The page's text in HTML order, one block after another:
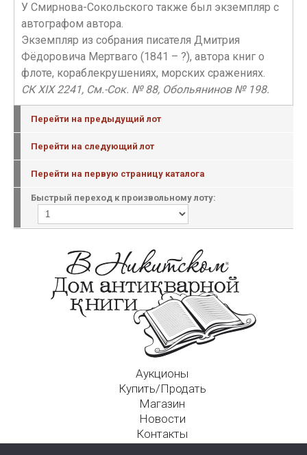
У Смирнова-Сокольского также был экземпляр с
автографом автора.
Экземпляр из собрания писателя Дмитрия
Фёдоровича Мертваго (1841 – ?), автора книг о
флоте, кораблекрушениях, морских сражениях.
СК XIX 2241, См.-Сок. № 88, Обольянинов № 198.
Перейти на предыдущий лот
Перейти на следующий лот
Перейти на первую страницу каталога
Быстрый переход к произвольному лоту:
Аукционы
Купить/Продать
Магазин
Новости
Контакты